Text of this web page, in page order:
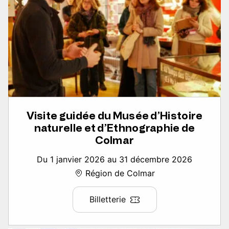
Visite guidée du Musée d’Histoire
naturelle et d’Ethnographie de
Colmar
Du 1 janvier 2026 au 31 décembre 2026
Région de Colmar
Billetterie